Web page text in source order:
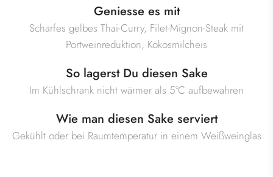
Geniesse es mit
Scharfes gelbes Thai-Curry, Filet-Mignon-Steak mit
Portweinreduktion, Kokosmilcheis
So lagerst Du diesen Sake
Im Kühlschrank nicht wärmer als 5°C aufbewahren
Wie man diesen Sake serviert
Gekühlt oder bei Raumtemperatur in einem Weißweinglas